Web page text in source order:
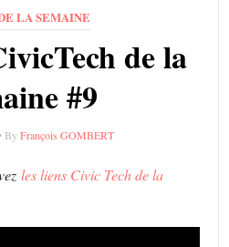
LA SEMAINE
de la
#9
By François GOMBERT
les liens Civic Tech de la